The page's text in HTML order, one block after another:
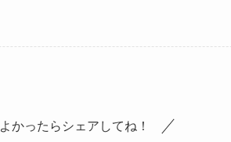
よかったらシェアしてね！